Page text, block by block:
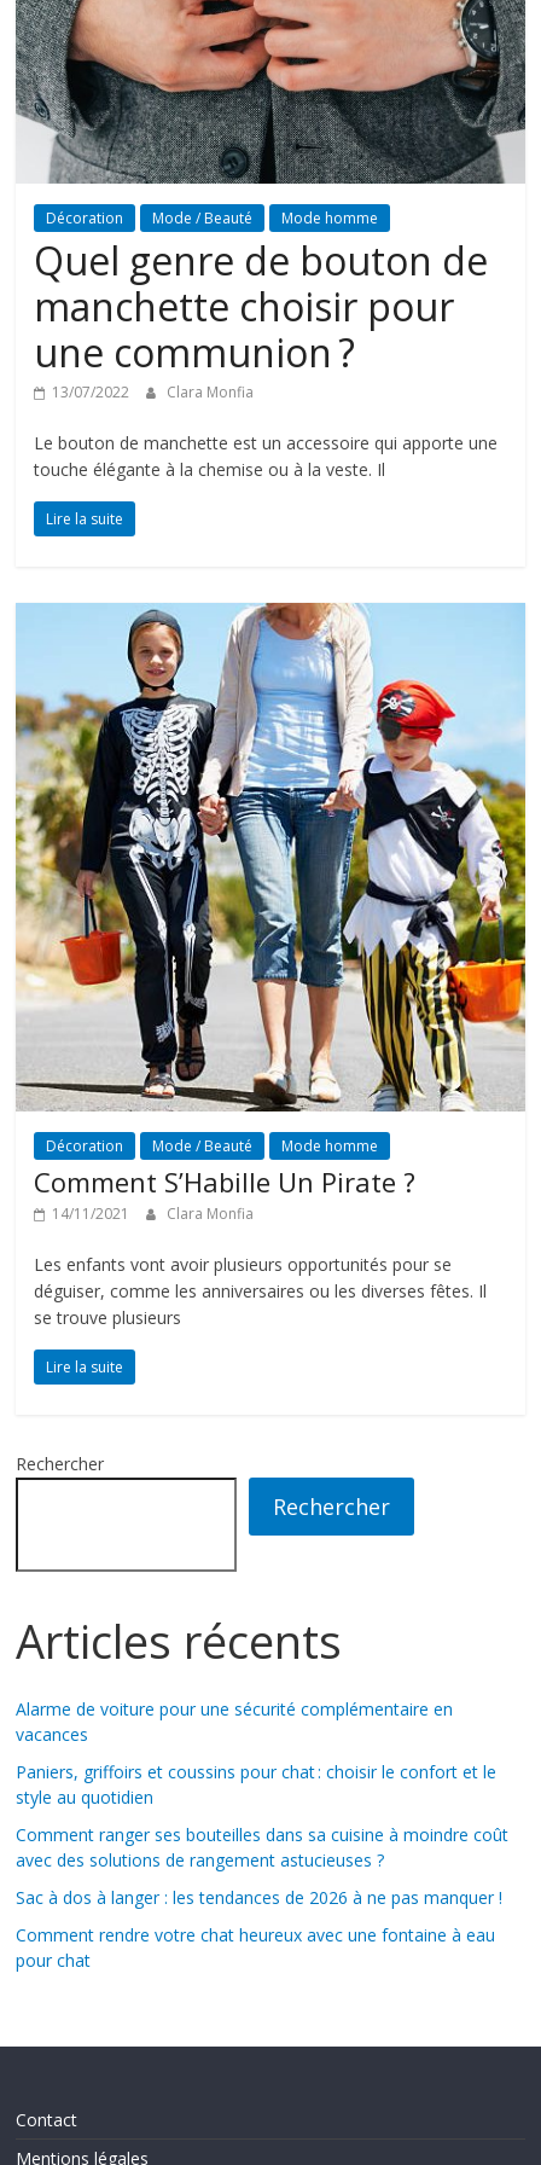
Décoration Mode / Beauté Mode homme
Quel genre de bouton de
manchette choisir pour
une communion ?
13/07/2022 Clara Monfia
Le bouton de manchette est un accessoire qui apporte une
touche élégante à la chemise ou à la veste. Il
Lire la suite
Décoration Mode / Beauté Mode homme
Comment S’Habille Un Pirate ?
14/11/2021 Clara Monfia
Les enfants vont avoir plusieurs opportunités pour se
déguiser, comme les anniversaires ou les diverses fêtes. Il
se trouve plusieurs
Lire la suite
Rechercher
Rechercher
Articles récents
Alarme de voiture pour une sécurité complémentaire en
vacances
Paniers, griffoirs et coussins pour chat : choisir le confort et le
style au quotidien
Comment ranger ses bouteilles dans sa cuisine à moindre coût
avec des solutions de rangement astucieuses ?
Sac à dos à langer : les tendances de 2026 à ne pas manquer !
Comment rendre votre chat heureux avec une fontaine à eau
pour chat
Contact
Mentions légales